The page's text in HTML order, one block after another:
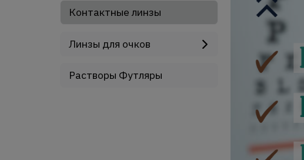
Контактные линзы
Линзы для очков
Растворы Футляры